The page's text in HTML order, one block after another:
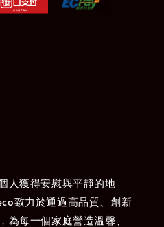
人獲得安慰與平靜的地
致力於通過高品質、創新
每一個家庭營造溫馨、